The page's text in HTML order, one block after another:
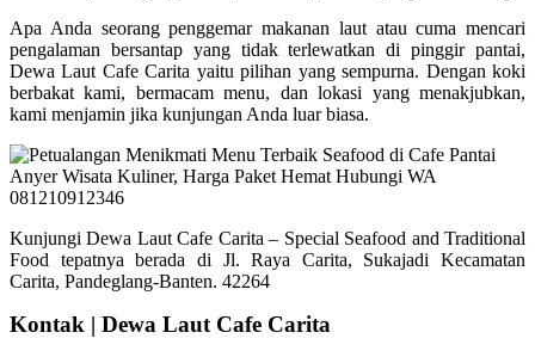
Apa Anda seorang penggemar makanan laut atau cuma mencari
pengalaman bersantap yang tidak terlewatkan di pinggir pantai,
Dewa Laut Cafe Carita yaitu pilihan yang sempurna. Dengan koki
berbakat kami, bermacam menu, dan lokasi yang menakjubkan,
kami menjamin jika kunjungan Anda luar biasa.
Kunjungi Dewa Laut Cafe Carita – Special Seafood and Traditional
Food tepatnya berada di Jl. Raya Carita, Sukajadi Kecamatan
Carita, Pandeglang-Banten. 42264
Kontak | Dewa Laut Cafe Carita